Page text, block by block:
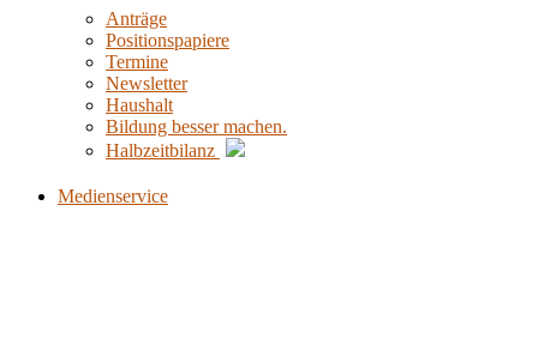
Anträge
Positionspapiere
Termine
Newsletter
Haushalt
Bildung besser machen.
Halbzeitbilanz
Medienservice